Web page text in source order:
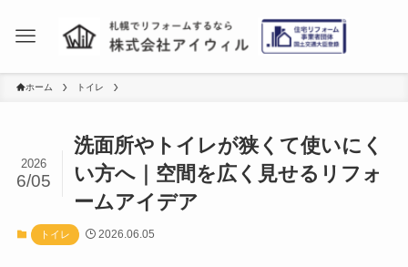
ホーム トイレ
洗面所やトイレが狭くて使いにく
い方へ｜空間を広く見せるリフォ
ームアイデア
2026
6/05
トイレ 2026.06.05